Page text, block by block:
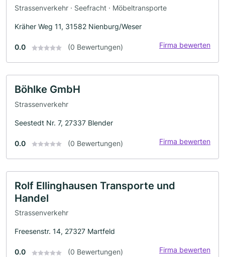
Strassenverkehr · Seefracht · Möbeltransporte
Kräher Weg 11, 31582 Nienburg/Weser
0.0 (0 Bewertungen) Firma bewerten
Böhlke GmbH
Strassenverkehr
Seestedt Nr. 7, 27337 Blender
0.0 (0 Bewertungen) Firma bewerten
Rolf Ellinghausen Transporte und
Handel
Strassenverkehr
Freesenstr. 14, 27327 Martfeld
0.0 (0 Bewertungen) Firma bewerten